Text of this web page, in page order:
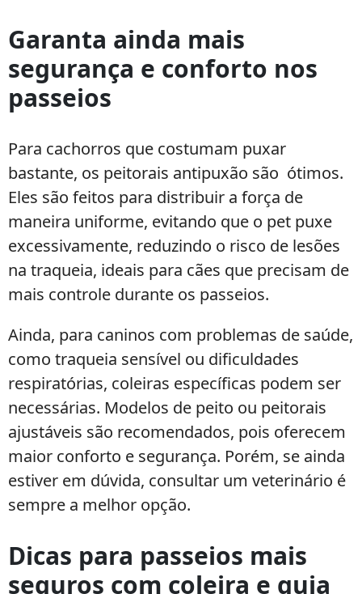
Garanta ainda mais
segurança e conforto nos
passeios
Para cachorros que costumam puxar
bastante, os peitorais antipuxão são ótimos.
Eles são feitos para distribuir a força de
maneira uniforme, evitando que o pet puxe
excessivamente, reduzindo o risco de lesões
na traqueia, ideais para cães que precisam de
mais controle durante os passeios.
Ainda, para caninos com problemas de saúde,
como traqueia sensível ou dificuldades
respiratórias, coleiras específicas podem ser
necessárias. Modelos de peito ou peitorais
ajustáveis são recomendados, pois oferecem
maior conforto e segurança. Porém, se ainda
estiver em dúvida, consultar um veterinário é
sempre a melhor opção.
Dicas para passeios mais
seguros com coleira e guia